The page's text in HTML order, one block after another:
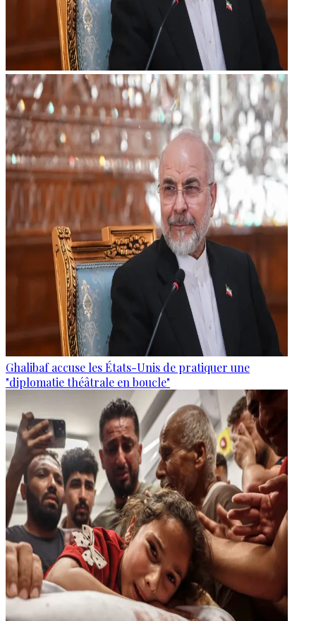
Ghalibaf accuse les États-Unis de pratiquer une
"diplomatie théâtrale en boucle"